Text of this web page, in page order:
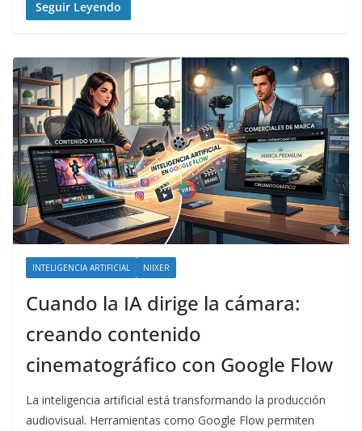
Seguir Leyendo
INTELIGENCIA ARTIFICIAL NIIXER
Cuando la IA dirige la cámara:
creando contenido
cinematográfico con Google Flow
La inteligencia artificial está transformando la producción
audiovisual. Herramientas como Google Flow permiten